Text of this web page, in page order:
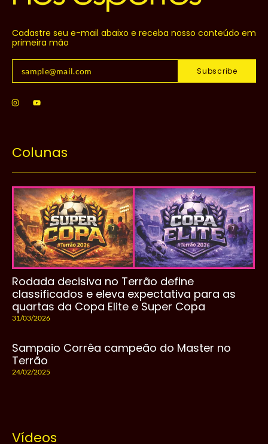
Cadastre seu e-mail abaixo e receba nosso conteúdo em
primeira mão
Subscribe
Colunas
Rodada decisiva no Terrão define
classificados e eleva expectativa para as
quartas da Copa Elite e Super Copa
31/03/2026
Sampaio Corrêa campeão do Master no
Terrão
24/02/2025
Vídeos